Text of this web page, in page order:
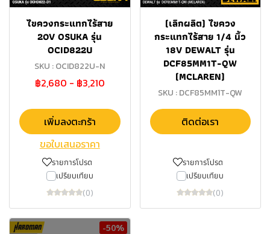
ไขควงกระแทกไร้สาย
20V OSUKA รุ่น
OCID822U
SKU : OCID822U-N
฿2,680 - ฿3,210
เพิ่มลงตะกร้า
ขอใบเสนอราคา
รายการโปรด
เปรียบเทียบ
(0)
(เลิกผลิต) ไขควง
กระแทกไร้สาย 1/4 นิ้ว
18V DEWALT รุ่น
DCF85MM1T-QW
(MCLAREN)
SKU : DCF85MM1T-QW
ติดต่อเรา
รายการโปรด
เปรียบเทียบ
(0)
-50%